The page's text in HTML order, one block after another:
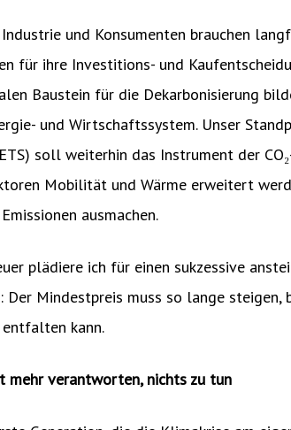
und Konsumenten brauchen
für ihre Investitions- und
Baustein für die Dekarbonisierung
und Wirtschaftssystem. Unser
soll weiterhin das Instrument der
Mobilität und Wärme erweitert
ausmachen.
plädiere ich für einen sukzessive
Mindestpreis muss so lange steigen,
kann.
mehr verantworten, nichts zu tun